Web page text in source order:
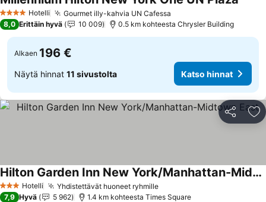
4 Tähtiluokitus
Hotelli Gourmet illy-kahvia UN Cafessa
8,0 Erittäin hyvä 10 009 0.5 km kohteesta Chrysler Building
Alkaen 196 €
Näytä hinnat 11 sivustolta Katso hinnat
Jaa
3 Tähtiluokitus
Hotelli Yhdistettävät huoneet ryhmilleKatso hinnat
Hilton Garden Inn New York/Manhattan-Midtown East
Katso hinnat
7,9 Hyvä 5 962 1.4 km kohteesta Times Square